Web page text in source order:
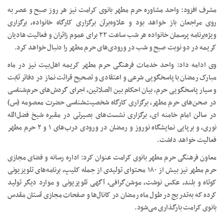
مشرف افزود: واحد مشاوره حرم مطهر بانوی کرامت نیز هر روز صبح و عصر به
روی مراجعان باز خواهد بود و علاوه‌برآن برگزاری کارگاه خانواده، برگزاری
ویژه‌برنامه پرسمان خانواده هر شب ساعت ۲۲ برای عموم زائران و فعالیت هادیان
کریمه در دو نوبت صبح و شب در ورودی‌های حرم مطهر را دنبال خواهد کرد.
وی ادامه داد: واحد خدمات فرهنگی حرم مطهر کریمه اهل‌بیت نیز در ماه
مبارک رمضان با پاسخگویی شرعی و اعتقادی و تصحیح قرائت نماز در دفاتر ثابت
و سیار پاسخگویی حرم، بیان احکام بین الصلاتین، اجرای گردش‌های حرم‌شناسی
در صحن‌های حرم مطهر، برگزاری کارگاه شخصیت‌شناسی حضرت معصومه (س)
در سالن امام خامنه ای، برگزاری نشست‌های بصیرتی در مقبره شیخ فضل‌الله
نوری، و برپایی نمایشگاه نوروز و رمضان در ورودی درب‌های ۱ و ۲ حرم مطهر
فعالیت خواهد داشت.
معاون فرهنگی حرم مطهر بانوی کرامت عنوان کرد: اداره رسانه و فضای مجازی
حرم مطهر نیز بیش از ۱۸۰ محتوای تولیدی از جمله کلیپ، برنامه‌های تلویزیونی
کوتاه و بلند، عکس نوشت، موشن‌گرافی، آگهی تلویزیونی و موارد دیگر تولید
کرده که به‌تدریج در طول ماه رمضان در کانال‌ها و صفحات مجازی آستان مقدس
بانوی کرامت بارگذاری می‌شود.